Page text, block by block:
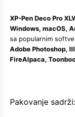
XP-Pen Deco Pro
Windows, macOS,
sa popularnim
Adobe Photoshop,
FireAlpaca,
Pakovanje sadrži: